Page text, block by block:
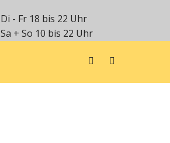
Di - Fr 18 bis 22 Uhr
Sa + So 10 bis 22 Uhr